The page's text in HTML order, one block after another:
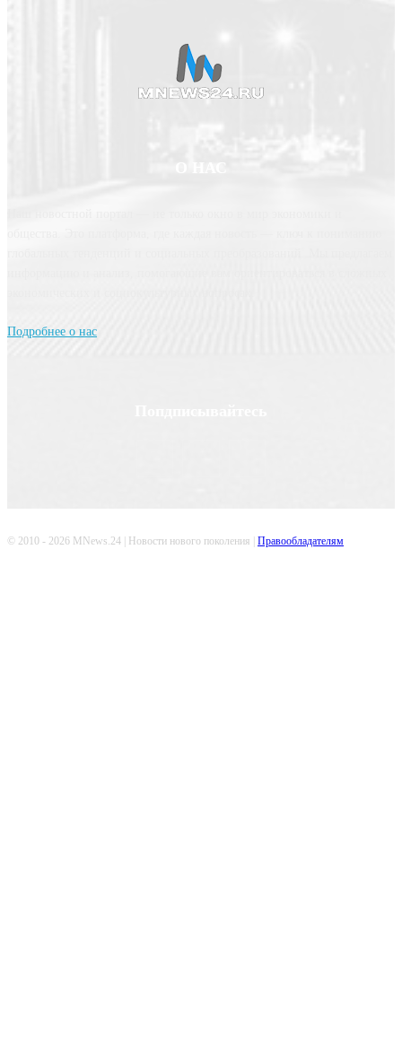
Подробнее о нас
© 2010 - 2026 MNews.24 | Новости нового поколения | Правообладателям